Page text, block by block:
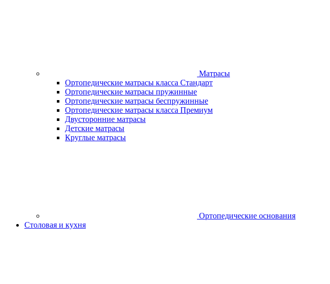
Матрасы
Ортопедические матрасы класса Стандарт
Ортопедические матрасы пружинные
Ортопедические матрасы беспружинные
Ортопедические матрасы класса Премиум
Двусторонние матрасы
Детские матрасы
Круглые матрасы
Ортопедические основания
Столовая и кухня